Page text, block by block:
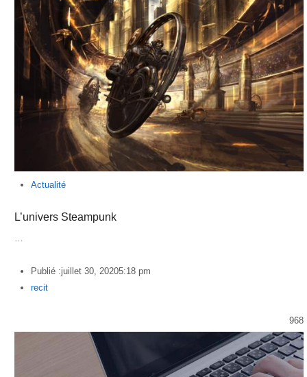
Actualité
L’univers Steampunk
…
Publié :juillet 30, 20205:18 pm
Author
recit
968